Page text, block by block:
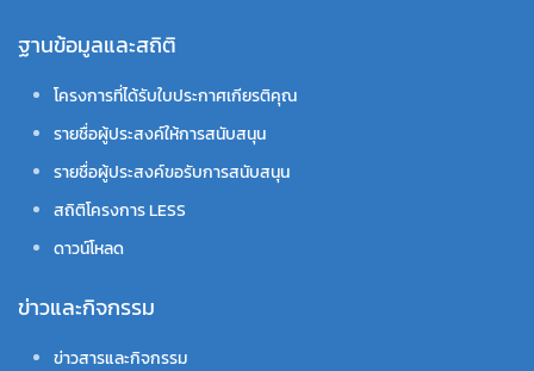
ฐานข้อมูลและสถิติ
โครงการที่ได้รับใบประกาศเกียรติคุณ
รายชื่อผู้ประสงค์ให้การสนับสนุน
รายชื่อผู้ประสงค์ขอรับการสนับสนุน
สถิติโครงการ LESS
ดาวน์โหลด
ข่าวและกิจกรรม
ข่าวสารและกิจกรรม